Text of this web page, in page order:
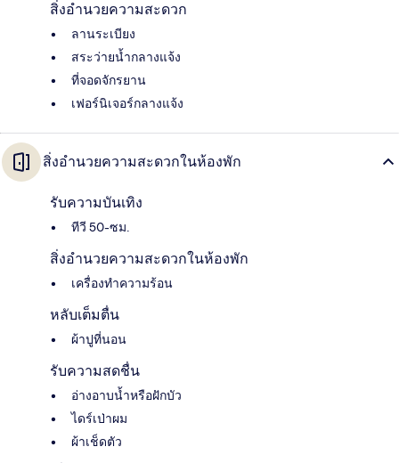
สิ่งอำนวยความสะดวก
ลานระเบียง
สระว่ายน้ำกลางแจ้ง
ที่จอดจักรยาน
เฟอร์นิเจอร์กลางแจ้ง
สิ่งอำนวยความสะดวกในห้องพัก
รับความบันเทิง
ทีวี 50-ซม.
สิ่งอำนวยความสะดวกในห้องพัก
เครื่องทำความร้อน
หลับเต็มตื่น
ผ้าปูที่นอน
รับความสดชื่น
อ่างอาบน้ำหรือฝักบัว
ไดร์เป่าผม
ผ้าเช็ดตัว